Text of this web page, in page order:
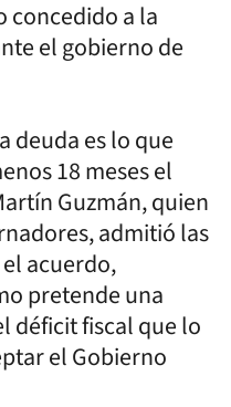
concedido a la
el gobierno de
deuda es lo que
18 meses el
Guzmán, quien
admitió las
acuerdo,
pretende una
déficit fiscal que lo
el Gobierno